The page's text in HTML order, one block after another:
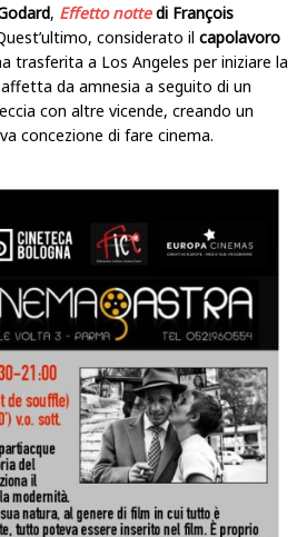
, Effetto nottedi François
considerato il capolavoro
trasferita a Los Angeles per iniziare la
da amnesia a seguito di un
con altre vicende, creando un
concezione di fare cinema.